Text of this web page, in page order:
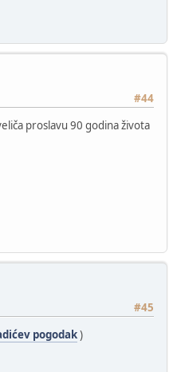
#44
proslavu 90 godina života
#45
pogodak)